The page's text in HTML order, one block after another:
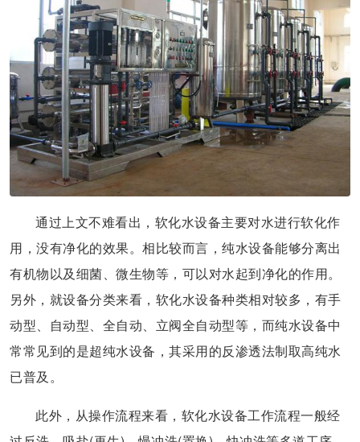
通过上文不难看出，软化水设备主要对水进行软化作
用，没有净化的效果。相比较而言，纯水设备能够分离出
有机物以及细菌、微生物等，可以对水起到净化的作用。
另外，就设备分类来看，软化水设备种类相对较多，有手
动型、自动型、全自动、立阀全自动型等，而纯水设备中
常常见到的是超纯水设备，其采用的反渗透法制取高纯水
已普及。
此外，从操作流程来看，软化水设备工作流程一般经